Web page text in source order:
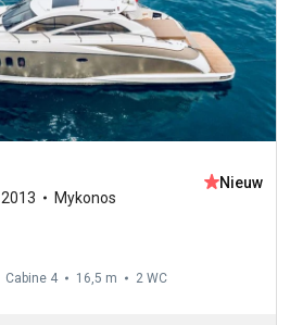
2013 Mykonos
Nieuw
Cabine 4 16,5 m 2 WC